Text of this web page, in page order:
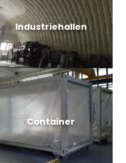
Industriehallen
Container